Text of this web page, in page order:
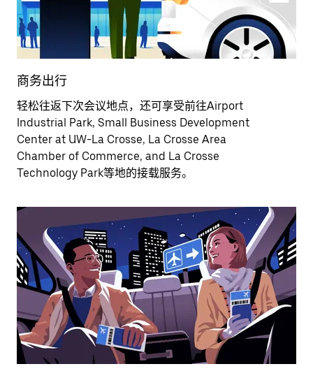
商务出行
轻松往返下次会议地点，还可享受前往Airport
Industrial Park, Small Business Development
Center at UW-La Crosse, La Crosse Area
Chamber of Commerce, and La Crosse
Technology Park等地的接载服务。